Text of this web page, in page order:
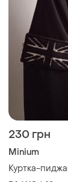
230 грн
Minium
Куртка-